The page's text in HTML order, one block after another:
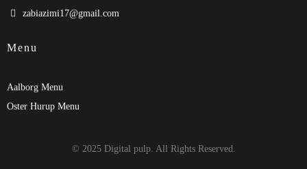
zabiazimi17@gmail.com
Menu
Aalborg Menu
Oster Hurup Menu
© 2025 Digital pulp. All Rights Reserved.